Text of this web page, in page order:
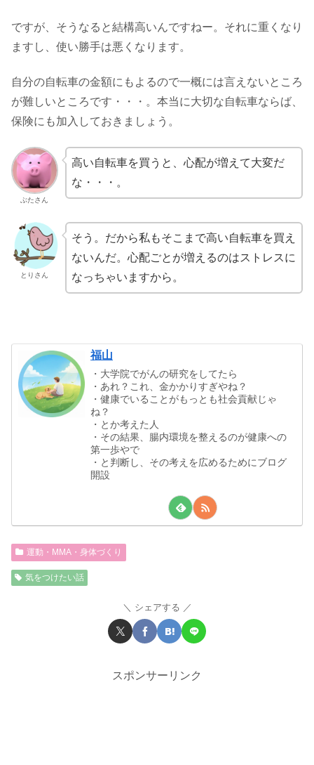
ですが、そうなると結構高いんですねー。それに重くなり
ますし、使い勝手は悪くなります。
自分の自転車の金額にもよるので一概には言えないところ
が難しいところです・・・。本当に大切な自転車ならば、
保険にも加入しておきましょう。
ぶたさん
高い自転車を買うと、心配が増えて大変だ
な・・・。
とりさん
そう。だから私もそこまで高い自転車を買え
ないんだ。心配ごとが増えるのはストレスに
なっちゃいますから。
福山
・大学院でがんの研究をしてたら
・あれ？これ、金かかりすぎやね？
・健康でいることがもっとも社会貢献じゃ
ね？
・とか考えた人
・その結果、腸内環境を整えるのが健康への
第一歩やで
・と判断し、その考えを広めるためにブログ
開設
運動・MMA・身体づくり
気をつけたい話
シェアする
スポンサーリンク